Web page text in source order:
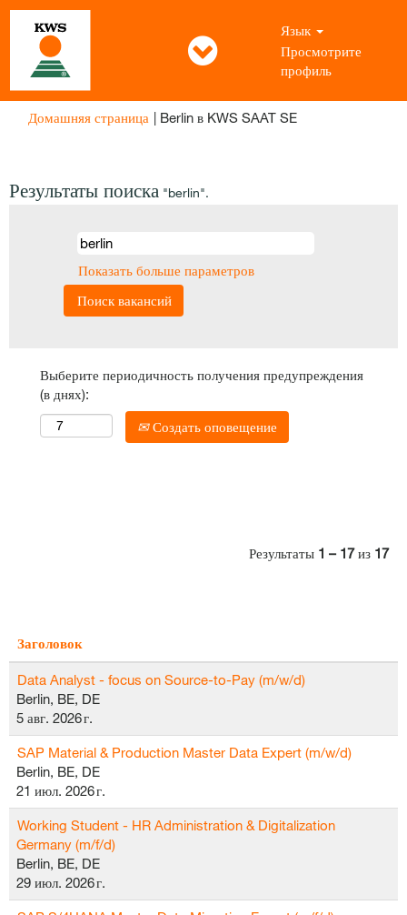
Язык
Просмотрите
профиль
Домашняя страница | Berlin в KWS SAAT SE(текущая
Результаты поиска "berlin".
Показать больше параметров
Выберите периодичность получения предупреждения
(в днях):
Создать оповещение
Результаты 1 – 17из 17
Заголовок
Data Analyst - focus on Source-to-Pay (m/w/d)
Berlin, BE, DE
5 авг. 2026 г.
SAP Material & Production Master Data Expert (m/w/d)
Berlin, BE, DE
21 июл. 2026 г.
Working Student - HR Administration & Digitalization
Germany (m/f/d)
Berlin, BE, DE
29 июл. 2026 г.